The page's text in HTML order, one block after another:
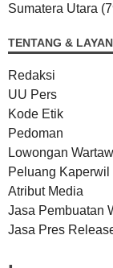
Sumatera Utara
TENTANG &
Redaksi
UU Pers
Kode Etik
Pedoman
Lowongan
Peluang
Atribut Media
Jasa Pembuatan
Jasa Pres